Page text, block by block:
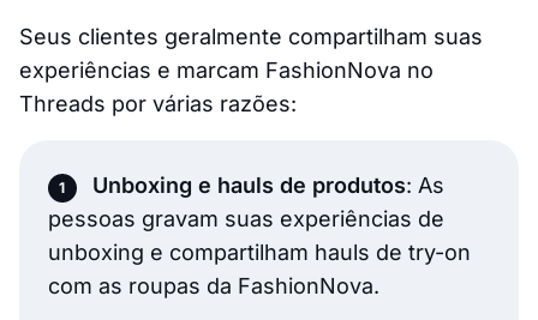
Seus clientes geralmente compartilham suas
experiências e marcam FashionNova no
Threads por várias razões:
Unboxing e hauls de produtos: As
pessoas gravam suas experiências de
unboxing e compartilham hauls de try-on
com as roupas da FashionNova.